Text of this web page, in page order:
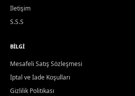
İletişim
S.S.S
BILGI
Mesafeli Satış Sözleşmesi
İptal ve İade Koşulları
Gizlilik Politikası